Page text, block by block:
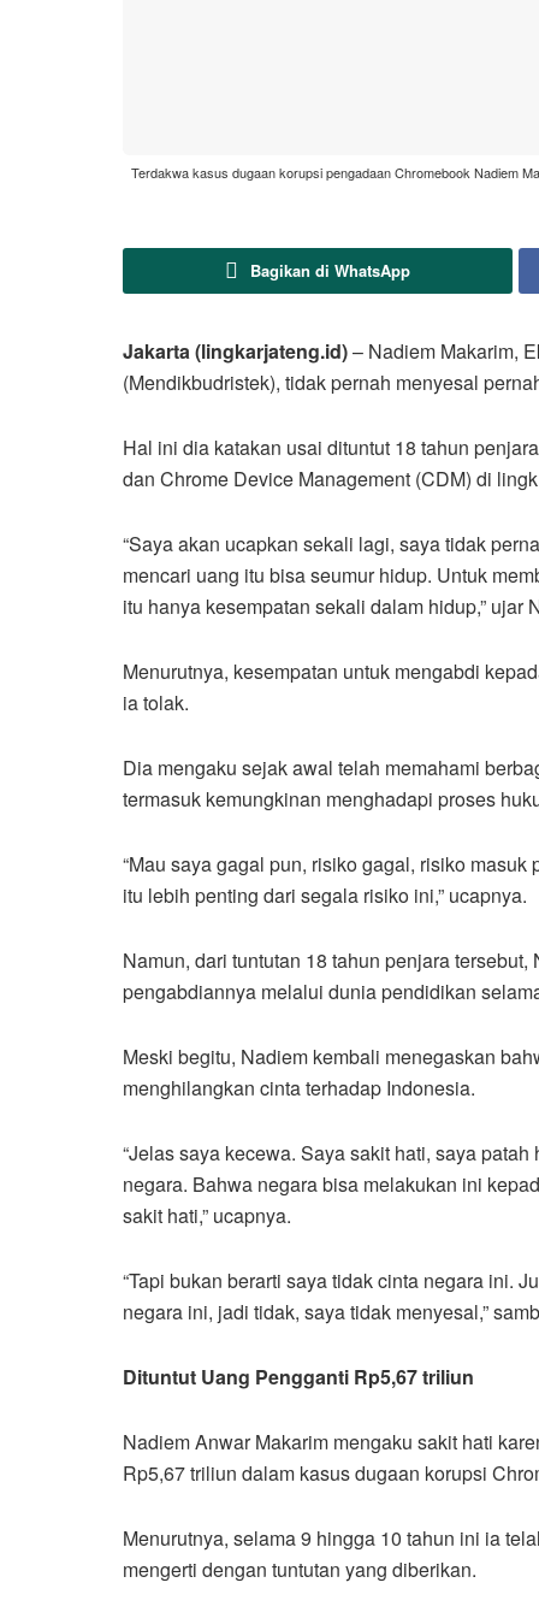
Terdakwa kasus dugaan korupsi pengadaan Chromebook Nadiem
Bagikan di WhatsApp
Jakarta (lingkarjateng.id)– Nadiem Makarim,
(Mendikbudristek), tidak pernah menyesal
Hal ini dia katakan usai dituntut 18 tahun
dan Chrome Device Management (CDM) di
“Saya akan ucapkan sekali lagi, saya tidak
mencari uang itu bisa seumur hidup. Untuk
itu hanya kesempatan sekali dalam hidup,”
Menurutnya, kesempatan untuk mengabdi
ia tolak.
Dia mengaku sejak awal telah memahami
termasuk kemungkinan menghadapi proses
“Mau saya gagal pun, risiko gagal, risiko
itu lebih penting dari segala risiko ini,” ucapnya.
Namun, dari tuntutan 18 tahun penjara
pengabdiannya melalui dunia pendidikan
Meski begitu, Nadiem kembali menegaskan
menghilangkan cinta terhadap Indonesia.
“Jelas saya kecewa. Saya sakit hati, saya
negara. Bahwa negara bisa melakukan ini
sakit hati,” ucapnya.
“Tapi bukan berarti saya tidak cinta negara ini.
negara ini, jadi tidak, saya tidak menyesal,”
Dituntut Uang Pengganti Rp5,67 triliun
Nadiem Anwar Makarim mengaku sakit hati
Rp5,67 triliun dalam kasus dugaan korupsi
Menurutnya, selama 9 hingga 10 tahun ini ia
mengerti dengan tuntutan yang diberikan.